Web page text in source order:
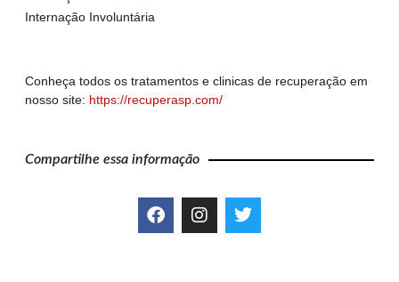
Internação Involuntária
Conheça todos os tratamentos e clinicas de recuperação em
nosso site: https://recuperasp.com/
Compartilhe essa informação